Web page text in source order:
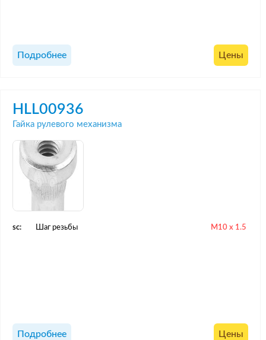
Подробнее Цены
HLL00936
Гайка рулевого механизма
sc: Шаг резьбы M10 x 1.5
Подробнее Цены